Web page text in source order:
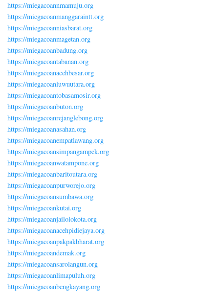
https://miegacoannmamuju.org
https://miegacoanmanggaraintt.org
https://miegacoanniasbarat.org
https://miegacoanmagetan.org
https://miegacoanbadung.org
https://miegacoantabanan.org
https://miegacoanacehbesar.org
https://miegacoanluwuutara.org
https://miegacoantobasamosir.org
https://miegacoanbuton.org
https://miegacoanrejanglebong.org
https://miegacoanasahan.org
https://miegacoanempatlawang.org
https://miegacoansimpangampek.org
https://miegacoanwatampone.org
https://miegacoanbaritoutara.org
https://miegacoanpurworejo.org
https://miegacoansumbawa.org
https://miegacoankutai.org
https://miegacoanjailolokota.org
https://miegacoanacehpidiejaya.org
https://miegacoanpakpakbharat.org
https://miegacoandemak.org
https://miegacoansarolangun.org
https://miegacoanlimapuluh.org
https://miegacoanbengkayang.org